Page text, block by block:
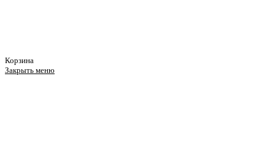
Корзина
Закрыть меню